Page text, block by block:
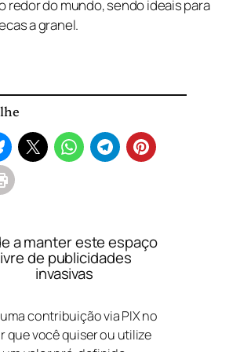
redor do mundo, sendo ideais para
a granel.
a manter este espaço
de publicidades
invasivas
contribuição via PIX no
que você quiser ou utilize